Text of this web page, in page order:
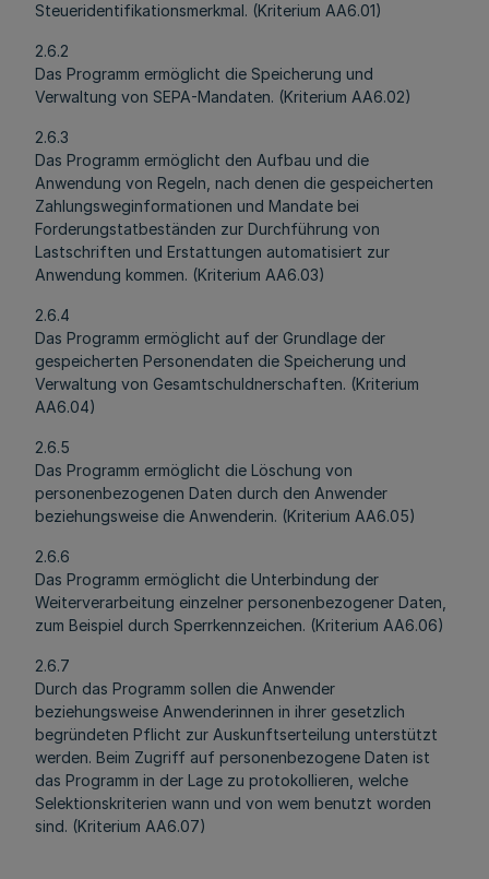
Steueridentifikationsmerkmal. (Kriterium AA6.01)
2.6.2
Das Programm ermöglicht die Speicherung und
Verwaltung von SEPA-Mandaten. (Kriterium AA6.02)
2.6.3
Das Programm ermöglicht den Aufbau und die
Anwendung von Regeln, nach denen die gespeicherten
Zahlungsweginformationen und Mandate bei
Forderungstatbeständen zur Durchführung von
Lastschriften und Erstattungen automatisiert zur
Anwendung kommen. (Kriterium AA6.03)
2.6.4
Das Programm ermöglicht auf der Grundlage der
gespeicherten Personendaten die Speicherung und
Verwaltung von Gesamtschuldnerschaften. (Kriterium
AA6.04)
2.6.5
Das Programm ermöglicht die Löschung von
personenbezogenen Daten durch den Anwender
beziehungsweise die Anwenderin. (Kriterium AA6.05)
2.6.6
Das Programm ermöglicht die Unterbindung der
Weiterverarbeitung einzelner personenbezogener Daten,
zum Beispiel durch Sperrkennzeichen. (Kriterium AA6.06)
2.6.7
Durch das Programm sollen die Anwender
beziehungsweise Anwenderinnen in ihrer gesetzlich
begründeten Pflicht zur Auskunftserteilung unterstützt
werden. Beim Zugriff auf personenbezogene Daten ist
das Programm in der Lage zu protokollieren, welche
Selektionskriterien wann und von wem benutzt worden
sind. (Kriterium AA6.07)